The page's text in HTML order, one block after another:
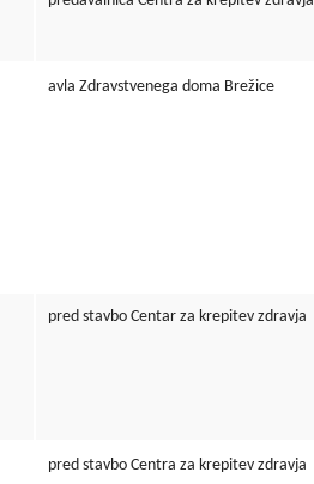
avla Zdravstvenega doma Brežice
pred stavbo Centar za krepitev zdravja
pred stavbo Centra za krepitev zdravja